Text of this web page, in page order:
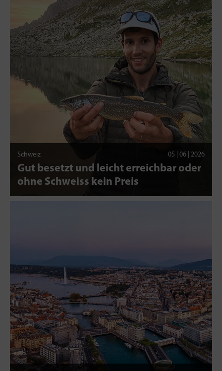
Schweiz 05 | 06 | 2026
Gut besetzt und leicht erreichbar oder
ohne Schweiss kein Preis